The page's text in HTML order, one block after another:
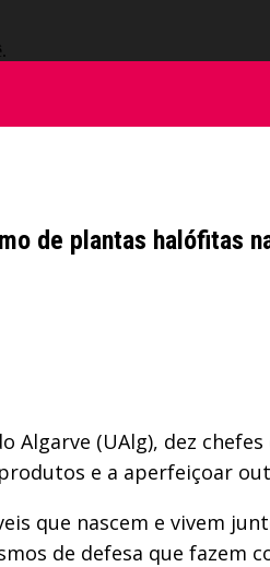
de plantas halófitas
Algarve (UAlg), dez
e a aperfeiçoar
que nascem e vivem
de defesa que